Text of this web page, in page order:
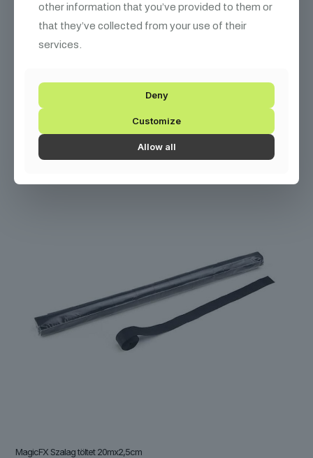
MagicFX Szalag töltet 10mx2,5 cm
Ft
MagicFX Szalag töltet 20mx2,5cm
other information that you’ve provided to them or
that they’ve collected from your use of their
services.
Deny
Customize
Allow all